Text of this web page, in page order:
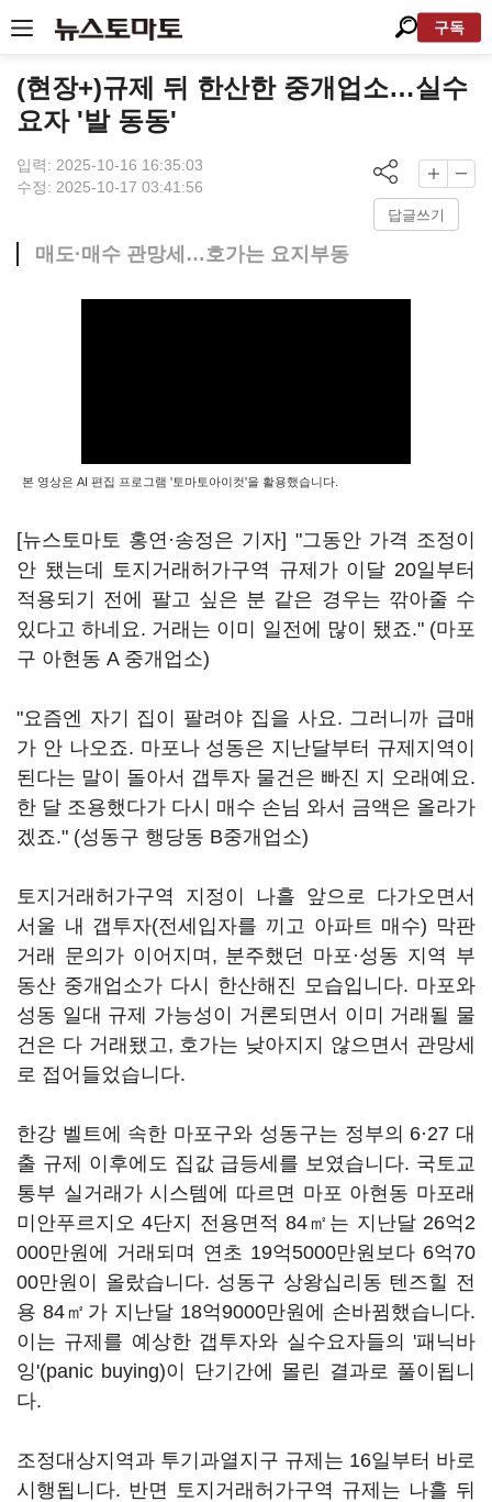
구독
(현장+)규제 뒤 한산한 중개업소…실수
요자 '발 동동'
입력: 2025-10-16 16:35:03
수정: 2025-10-17 03:41:56
답글쓰기
매도·매수 관망세…호가는 요지부동
본 영상은 AI 편집 프로그램 '토마토아이컷'을 활용했습니다.
[뉴스토마토 홍연·송정은 기자] "그동안 가격 조정이
안 됐는데 토지거래허가구역 규제가 이달 20일부터
적용되기 전에 팔고 싶은 분 같은 경우는 깎아줄 수
있다고 하네요. 거래는 이미 일전에 많이 됐죠." (마포
구 아현동 A 중개업소)
"요즘엔 자기 집이 팔려야 집을 사요. 그러니까 급매
가 안 나오죠. 마포나 성동은 지난달부터 규제지역이
된다는 말이 돌아서 갭투자 물건은 빠진 지 오래예요.
한 달 조용했다가 다시 매수 손님 와서 금액은 올라가
겠죠." (성동구 행당동 B중개업소)
토지거래허가구역 지정이 나흘 앞으로 다가오면서
서울 내 갭투자(전세입자를 끼고 아파트 매수) 막판
거래 문의가 이어지며, 분주했던 마포·성동 지역 부
동산 중개업소가 다시 한산해진 모습입니다. 마포와
성동 일대 규제 가능성이 거론되면서 이미 거래될 물
건은 다 거래됐고, 호가는 낮아지지 않으면서 관망세
로 접어들었습니다.
한강 벨트에 속한 마포구와 성동구는 정부의 6·27 대
출 규제 이후에도 집값 급등세를 보였습니다. 국토교
통부 실거래가 시스템에 따르면 마포 아현동 마포래
미안푸르지오 4단지 전용면적 84㎡는 지난달 26억2
000만원에 거래되며 연초 19억5000만원보다 6억70
00만원이 올랐습니다. 성동구 상왕십리동 텐즈힐 전
용 84㎡가 지난달 18억9000만원에 손바뀜했습니다.
이는 규제를 예상한 갭투자와 실수요자들의 '패닉바
잉'(panic buying)이 단기간에 몰린 결과로 풀이됩니
다.
조정대상지역과 투기과열지구 규제는 16일부터 바로
시행됩니다. 반면 토지거래허가구역 규제는 나흘 뒤